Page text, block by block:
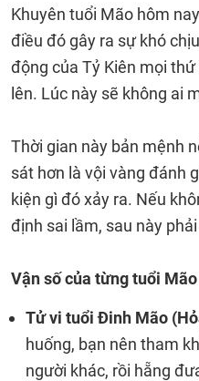
Khuyên tuổi Mão hôm
điều đó gây ra sự khó
động của Tỷ Kiên mọi
lên. Lúc này sẽ không ai
Thời gian này bản mệnh
sát hơn là vội vàng đánh
kiện gì đó xảy ra. Nếu
định sai lầm, sau này
Vận số của từng tuổi
Tử vi tuổi Đinh Mão
huống, bạn nên tham
người khác, rồi hẵng